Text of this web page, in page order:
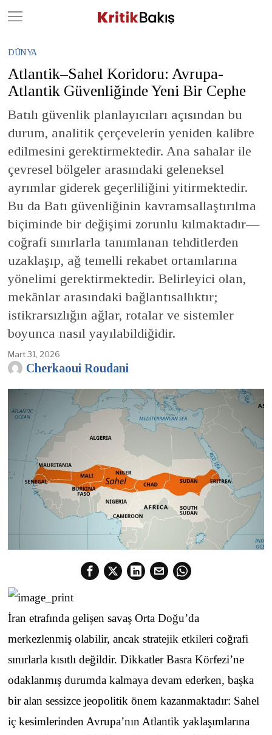
DÜNYA
Atlantik–Sahel Koridoru: Avrupa-
Atlantik Güvenliğinde Yeni Bir Cephe
Batılı güvenlik planlayıcıları açısından bu
durum, analitik çerçevelerin yeniden kalibre
edilmesini gerektirmektedir. Ana sahalar ile
çevresel bölgeler arasındaki geleneksel
ayrımlar giderek geçerliliğini yitirmektedir.
Bu da Batı güvenliğinin kavramsallaştırılma
biçiminde bir değişimi zorunlu kılmaktadır—
coğrafi sınırlarla tanımlanan tehditlerden
uzaklaşıp, ağ temelli rekabet ortamlarına
yönelimi gerektirmektedir. Belirleyici olan,
mekânlar arasındaki bağlantısallıktır;
istikrarsızlığın ağlar, rotalar ve sistemler
boyunca nasıl yayılabildiğidir.
Mart 31, 2026
Cherkaoui Roudani
İran etrafında gelişen savaş Orta Doğu’da
merkezlenmiş olabilir, ancak stratejik etkileri coğrafi
sınırlarla kısıtlı değildir. Dikkatler Basra Körfezi’ne
odaklanmış durumda kalmaya devam ederken, başka
bir alan sessizce jeopolitik önem kazanmaktadır: Sahel
iç kesimlerinden Avrupa’nın Atlantik yaklaşımlarına